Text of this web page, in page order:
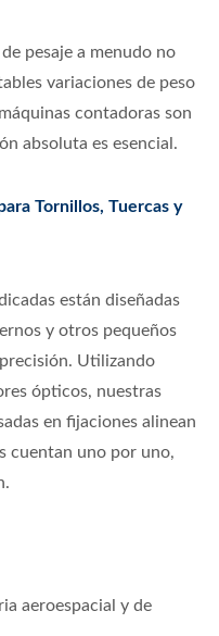
pesaje a menudo no
variaciones de peso
contadoras son
absoluta es esencial.
Tornillos, Tuercas y
están diseñadas
y otros pequeños
Utilizando
ópticos, nuestras
en fijaciones alinean
cuentan uno por uno,
aeroespacial y de